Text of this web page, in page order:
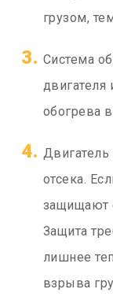
грузом,
Система
обогрева
Двигатель
отсека.
защищают
Защита
лишнее
взрыва